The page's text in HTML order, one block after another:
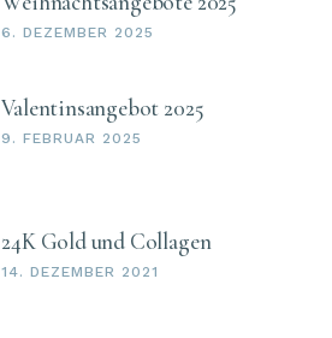
6. DEZEMBER 2025
Valentinsangebot 2025
9. FEBRUAR 2025
24K Gold und Collagen
14. DEZEMBER 2021